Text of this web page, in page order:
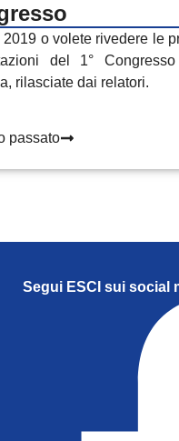
o volete rivedere le
del 1°
rilasciate dai relatori.
passato
Segui ESCI sui social